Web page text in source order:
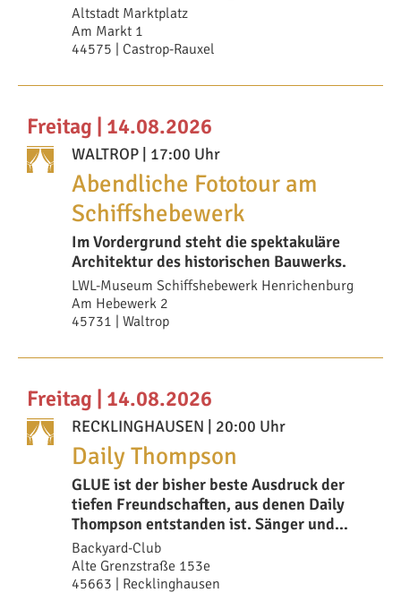
Altstadt Marktplatz
Am Markt 1
44575 | Castrop-Rauxel
Freitag | 14.08.2026
WALTROP | 17:00 Uhr
Abendliche Fototour am
Schiffshebewerk
Im Vordergrund steht die spektakuläre
Architektur des historischen Bauwerks.
LWL-Museum Schiffshebewerk Henrichenburg
Am Hebewerk 2
45731 | Waltrop
Freitag | 14.08.2026
RECKLINGHAUSEN | 20:00 Uhr
Daily Thompson
GLUE ist der bisher beste Ausdruck der
tiefen Freundschaften, aus denen Daily
Thompson entstanden ist. Sänger und
Gitarrist
Backyard-Club
Alte Grenzstraße 153e
45663 | Recklinghausen